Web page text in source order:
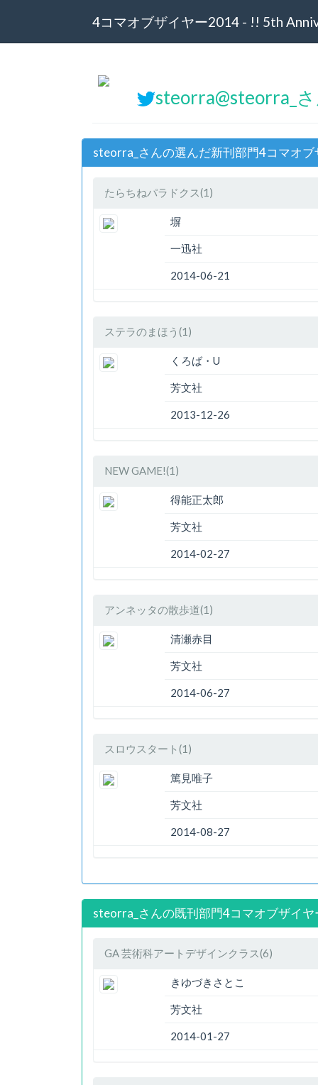
4コマオブザイヤー2014 - !! 5th
steorra@steorra_
steorra_さんの選んだ新刊部門4コマオ
たらちねパラドクス(1)
塀
一迅社
2014-06-21
ステラのまほう(1)
くろば・U
芳文社
2013-12-26
NEW GAME!(1)
得能正太郎
芳文社
2014-02-27
アンネッタの散歩道(1)
清瀬赤目
芳文社
2014-06-27
スロウスタート(1)
篤見唯子
芳文社
2014-08-27
steorra_さんの既刊部門4コマオブザイ
GA 芸術科アートデザインクラス(6)
きゆづきさとこ
芳文社
2014-01-27